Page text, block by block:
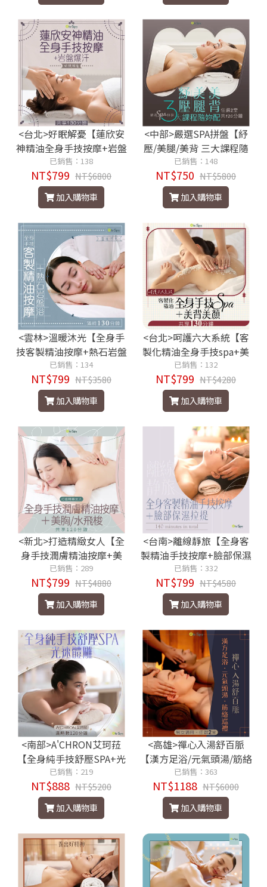
<台北>好眠解憂【蓮欣安
神精油全身手技按摩+岩盤
爆汗】130分鐘799元
已銷售：138
NT$799 NT$6800
加入購物車
<中部>嚴選SPA拼盤【紓
壓/美腿/美背 三大課程隨
妳配】任選2堂共120分鐘7
50元
已銷售：148
NT$750 NT$5800
加入購物車
<雲林>溫暖沐光【全身手
技客製精油按摩+熱石岩盤
浴】滿時130分鐘799元
已銷售：134
NT$799 NT$3580
加入購物車
<台北>呵護六大系統【客
製化精油全身手技spa+美
背美顏】130分799元
已銷售：132
NT$799 NT$4280
加入購物車
<新北>打造精緻女人【全
身手技潤膚精油按摩+美
胸/水飛梭】120分鐘799元
已銷售：289
NT$799 NT$4880
加入購物車
<台南>離線靜旅【全身客
製精油手技按摩+臉部保濕
拉提】共享140分鐘799元
已銷售：332
NT$799 NT$4580
加入購物車
<南部>A'CHRON艾珂菈
【全身純手技舒壓SPA+光
速體雕】滿時數120分鐘88
8元
已銷售：219
NT$888 NT$5200
加入購物車
<高雄>禪心入湯舒百脈
【漢方足浴/元氣頭湯/筋絡
巡禮】男女適用，任選2堂
1188元
已銷售：363
NT$1188 NT$6000
加入購物車